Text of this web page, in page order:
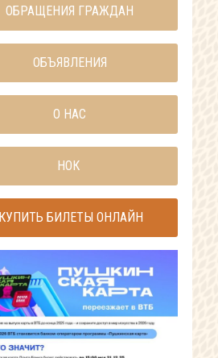
ОБРАЩЕНИЯ ГРАЖДАН
ОБЪЯВЛЕНИЯ
О НАС
НОК
КУПИТЬ БИЛЕТЫ ОНЛАЙН